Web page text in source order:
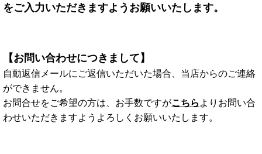
をご入力いただきますようお願いいたします。
【お問い合わせにつきまして】
自動返信メールにご返信いただいた場合、当店からのご連絡
ができません。
お問合せをご希望の方は、お手数ですがこちら よりお問い合
わせいただきますようよろしくお願いいたします。